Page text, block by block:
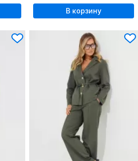
В корзину